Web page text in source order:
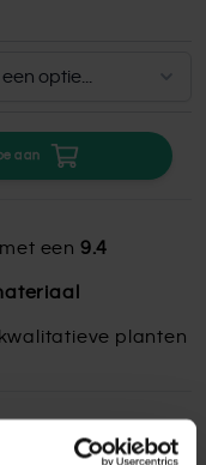
aan
een 9.4
planten